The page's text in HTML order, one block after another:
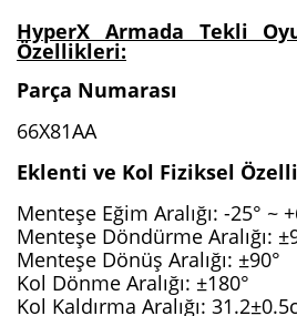
HyperX Armada Tekli
Özellikleri:
Parça Numarası
66X81AA
Eklenti ve Kol Fiziksel
Menteşe Eğim Aralığı: -25° ~
Menteşe Döndürme Aralığı:
Menteşe Dönüş Aralığı: ±90°
Kol Dönme Aralığı: ±180°
Kol Kaldırma Aralığı: